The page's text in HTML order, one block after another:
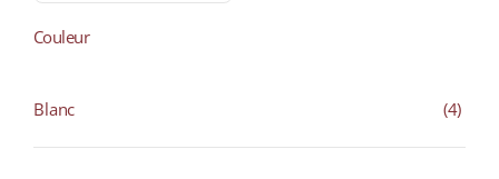
Couleur
Blanc (4)